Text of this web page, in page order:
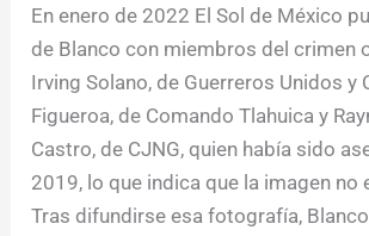
En enero de 2022 El Sol de México
de Blanco con miembros del crimen
Irving Solano, de Guerreros Unidos y
Figueroa, de Comando Tlahuica y
Castro, de CJNG, quien había sido
2019, lo que indica que la imagen no
Tras difundirse esa fotografía,